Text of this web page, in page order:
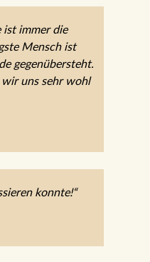
ist immer die
Mensch ist
Sinne fühlen
konnte!“